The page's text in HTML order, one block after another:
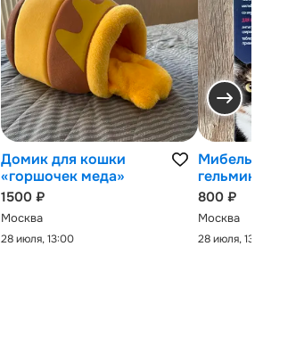
Домик для кошки
«горшочек меда»
1500 ₽
Москва
28 июля, 13:00
Мибельмакс
гельминтов
800 ₽
Москва
28 июля, 13:00